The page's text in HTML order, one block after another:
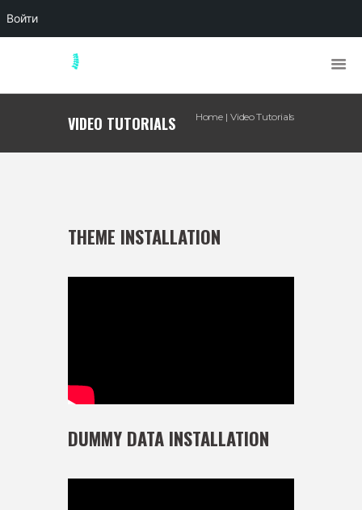
VIDEO TUTORIALS Home Video Tutorials
THEME INSTALLATION
DUMMY DATA INSTALLATION
Войти